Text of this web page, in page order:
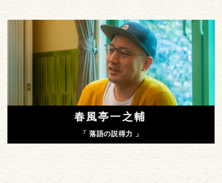
春風亭一之輔
「 落語の説得力 」